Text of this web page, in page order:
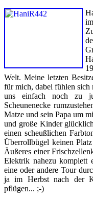
Welt. Meine letzten
für mich, dabei fühlen sich
uns einfach noch zu
Scheunenecke
Matze und sein Papa um
und große Kinder
einen scheußlichen
Überrollbügel keinen
Äußeres einer
Elektrik nahezu komplett
eine oder andere Tour
ja im Herbst nach der
pflügen... ;-)